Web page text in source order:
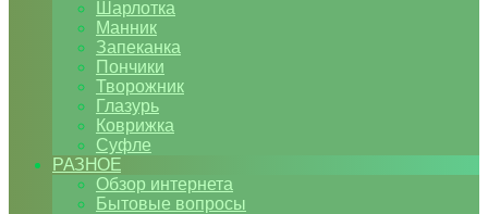
Шарлотка
Манник
Запеканка
Пончики
Творожник
Глазурь
Коврижка
Суфле
РАЗНОЕ
Обзор интернета
Бытовые вопросы